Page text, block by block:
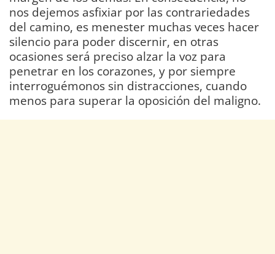
nos dejemos asfixiar por las contrariedades
del camino, es menester muchas veces hacer
silencio para poder discernir, en otras
ocasiones será preciso alzar la voz para
penetrar en los corazones, y por siempre
interroguémonos sin distracciones, cuando
menos para superar la oposición del maligno.